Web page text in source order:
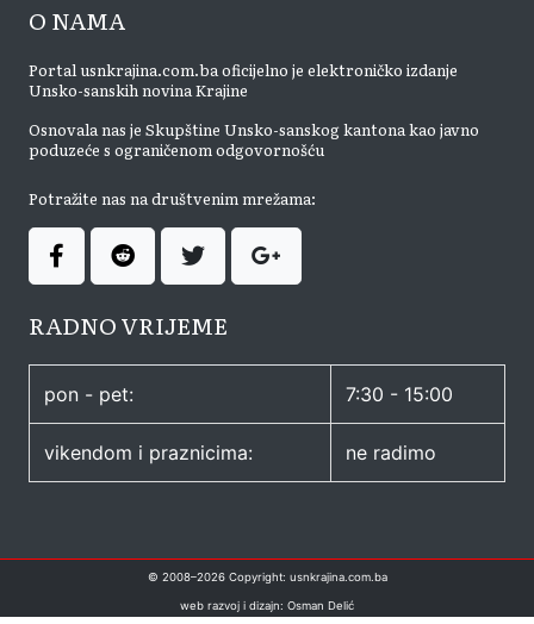
O NAMA
Portal usnkrajina.com.ba oficijelno je elektroničko izdanje
Unsko-sanskih novina Krajine
Osnovala nas je Skupštine Unsko-sanskog kantona kao javno
poduzeće s ograničenom odgovornošću
Potražite nas na društvenim mrežama:
RADNO VRIJEME
pon - pet: 7:30 - 15:00
vikendom i praznicima: ne radimo
© 2008–2026Copyright: usnkrajina.com.ba
web razvoj i dizajn: Osman Delić